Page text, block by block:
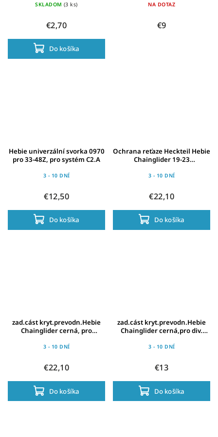
SKLADOM (3 ks)
€2,70
Do košíka
NA DOTAZ
€9
Hebie univerzální svorka 0970
pro 33-48Z, pro systém C2.A
3 - 10 DNÍ
€12,50
Do košíka
Ochrana reťaze Heckteil Hebie
Chainglider 19-23
3 - 10 DNÍ
€22,10
Do košíka
zad.cást kryt.prevodn.Hebie
Chainglider cerná, pro
3 - 10 DNÍ
€22,10
Do košíka
zad.cást kryt.prevodn.Hebie
Chainglider cerná,pro div.
3 - 10 DNÍ
€13
Do košíka